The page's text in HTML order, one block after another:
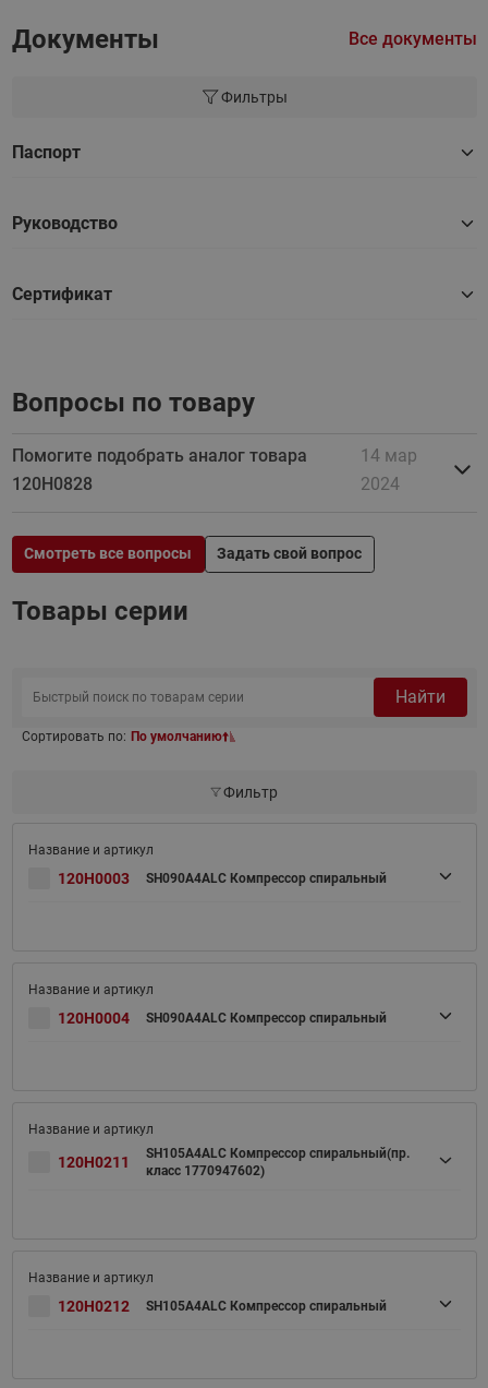
Документы Все документы
Фильтры
Паспорт
Руководство
Сертификат
Вопросы по товару
Помогите подобрать аналог товара
120H0828
14 мар
2024
Смотреть все вопросы Задать свой вопрос
Товары серии
Найти
Сортировать по: По умолчанию
Фильтр
120H0003 SH090A4ALC Компрессор спиральный
120H0004 SH090A4ALC Компрессор спиральный
120H0211
SH105A4ALC Компрессор спиральный(пр.
класс 1770947602)
120H0212 SH105A4ALC Компрессор спиральный